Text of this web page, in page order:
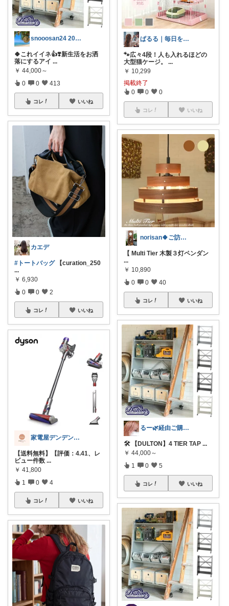
snooosan24 2026宜🙏
🍀これイイネ👍❣️新生活をお洒
落にするアイ ...
￥ 44,000～
0 0 413
コレ いいね
カエデ
#トートバッグ【curation_250
...
￥ 6,930
0 0 2
コレ いいね
家電屋デンデンのトピック家電
【送料無料】【評価：4.41、レ
ビュー件数 ...
￥ 41,800
1 0 4
コレ いいね
ぱるる｜毎日を楽しく豊かにする商品✨
🐾広々4段！人も入れるほどの
大型猫ケージ。
...
￥ 10,299
掲載終了
0 0 0
コレ いいね
norisan🍀ご訪問感謝ﾃﾞｽ･:*
【 Multi Tier 木製３灯ペンダン
...
￥ 10,890
0 0 40
コレ いいね
るー🌿経由ご購入ありがとうございます
🛠️ 【DULTON】4 TIER TAP ...
￥ 44,000～
1 0 5
コレ いいね